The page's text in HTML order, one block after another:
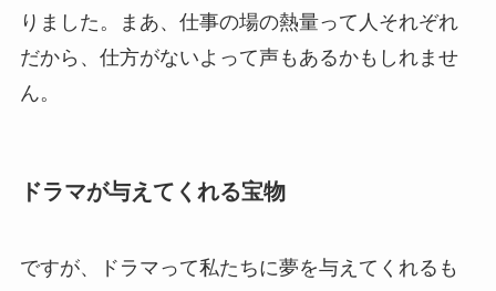
りました。まあ、仕事の場の熱量って人それぞれ
だから、仕方がないよって声もあるかもしれませ
ん。
ドラマが与えてくれる宝物
ですが、ドラマって私たちに夢を与えてくれるも